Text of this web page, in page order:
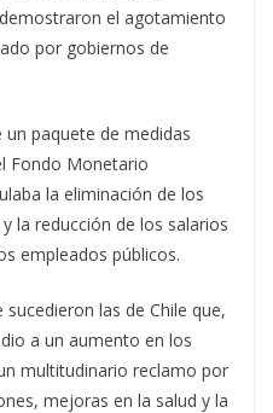
el agotamiento
por gobiernos de
paquete de medidas
Fondo Monetario
la eliminación de los
la reducción de los salarios
empleados públicos.
las de Chile que,
a un aumento en los
multitudinario reclamo por
mejoras en la salud y la